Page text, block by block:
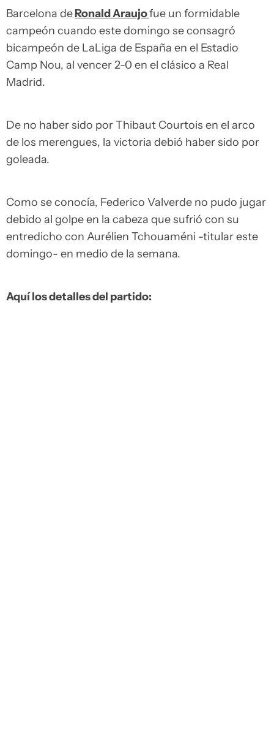
Barcelona deRonald Araujofue un formidable
campeón cuando este domingo se consagró
bicampeón de LaLiga de España en el Estadio
Camp Nou, al vencer 2-0 en el clásico a Real
Madrid.
De no haber sido por Thibaut Courtois en el arco
de los merengues, la victoria debió haber sido por
goleada.
Como se conocía, Federico Valverde no pudo jugar
debido al golpe en la cabeza que sufrió con su
entredicho con Aurélien Tchouaméni -titular este
domingo- en medio de la semana.
Aquí los detalles del partido: